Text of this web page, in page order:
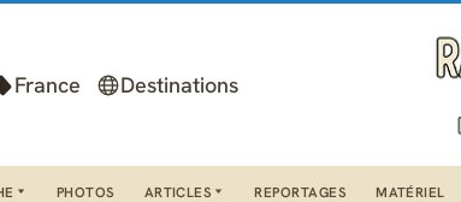
France Destinations
PHOTOS ARTICLES REPORTAGES MATÉRIEL